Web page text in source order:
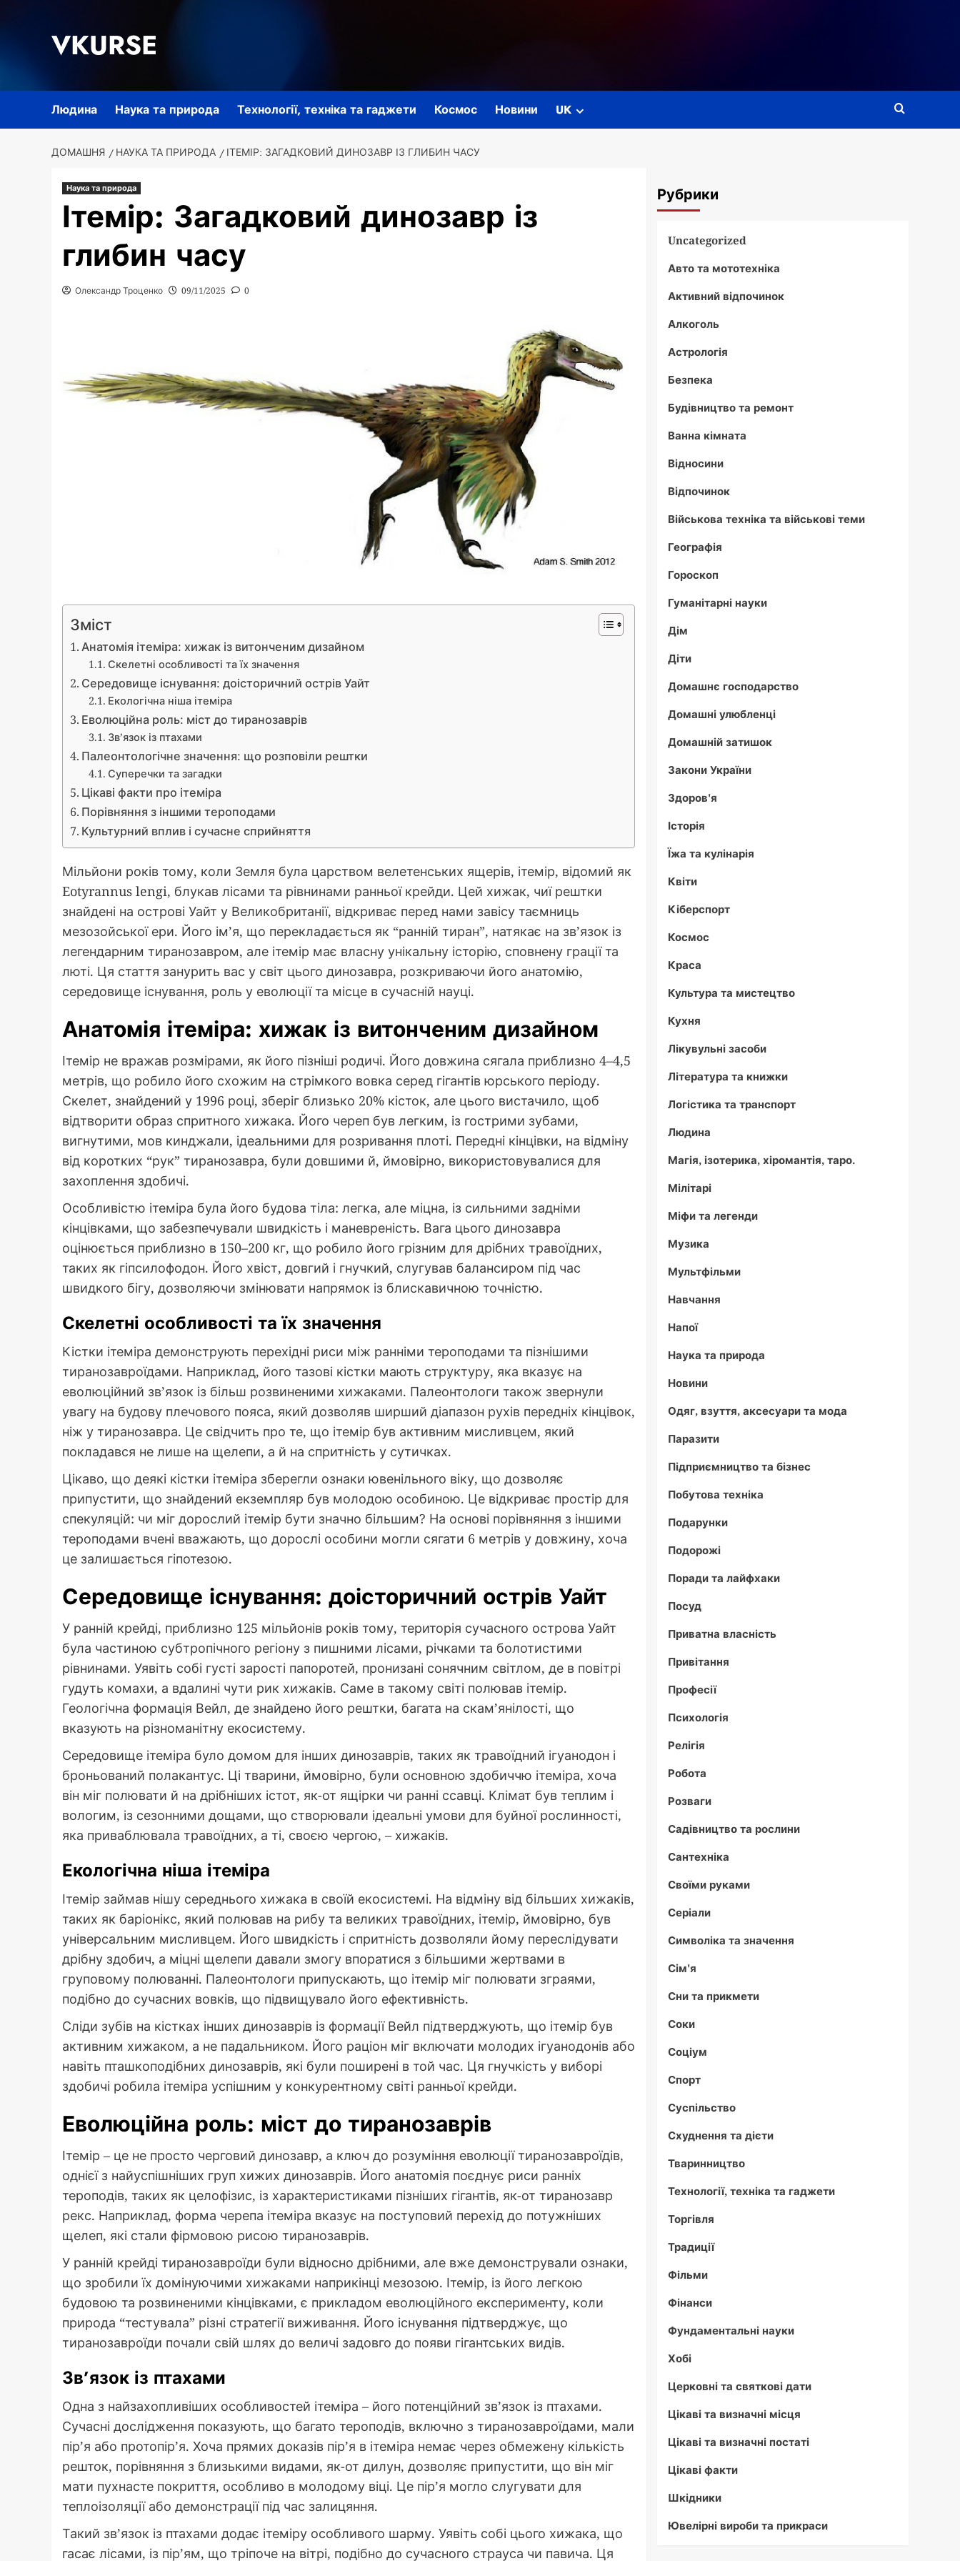
VKURSE
Людина Наука та природа Технології, техніка та гаджети Космос Новини UK
ДОМАШНЯ НАУКА ТА ПРИРОДА ІТЕМІР: ЗАГАДКОВИЙ ДИНОЗАВР ІЗ ГЛИБИН ЧАСУ
Наука та природа
Ітемір: Загадковий динозавр із
глибин часу
Олександр Троценко 09/11/2025 0
Зміст
Анатомія ітеміра: хижак із витонченим дизайном
Скелетні особливості та їх значення
Середовище існування: доісторичний острів Уайт
Екологічна ніша ітеміра
Еволюційна роль: міст до тиранозаврів
Зв’язок із птахами
Палеонтологічне значення: що розповіли рештки
Суперечки та загадки
Цікаві факти про ітеміра
Порівняння з іншими тероподами
Культурний вплив і сучасне сприйняття
Мільйони років тому, коли Земля була царством велетенських ящерів, ітемір, відомий як
Eotyrannus lengi, блукав лісами та рівнинами ранньої крейди. Цей хижак, чиї рештки
знайдені на острові Уайт у Великобританії, відкриває перед нами завісу таємниць
мезозойської ери. Його ім’я, що перекладається як “ранній тиран”, натякає на зв’язок із
легендарним тиранозавром, але ітемір має власну унікальну історію, сповнену грації та
люті. Ця стаття занурить вас у світ цього динозавра, розкриваючи його анатомію,
середовище існування, роль у еволюції та місце в сучасній науці.
Анатомія ітеміра: хижак із витонченим дизайном
Ітемір не вражав розмірами, як його пізніші родичі. Його довжина сягала приблизно 4–4,5
метрів, що робило його схожим на стрімкого вовка серед гігантів юрського періоду.
Скелет, знайдений у 1996 році, зберіг близько 20% кісток, але цього вистачило, щоб
відтворити образ спритного хижака. Його череп був легким, із гострими зубами,
вигнутими, мов кинджали, ідеальними для розривання плоті. Передні кінцівки, на відміну
від коротких “рук” тиранозавра, були довшими й, ймовірно, використовувалися для
захоплення здобичі.
Особливістю ітеміра була його будова тіла: легка, але міцна, із сильними задніми
кінцівками, що забезпечували швидкість і маневреність. Вага цього динозавра
оцінюється приблизно в 150–200 кг, що робило його грізним для дрібних травоїдних,
таких як гіпсилофодон. Його хвіст, довгий і гнучкий, слугував балансиром під час
швидкого бігу, дозволяючи змінювати напрямок із блискавичною точністю.
Скелетні особливості та їх значення
Кістки ітеміра демонструють перехідні риси між ранніми тероподами та пізнішими
тиранозавроїдами. Наприклад, його тазові кістки мають структуру, яка вказує на
еволюційний зв’язок із більш розвиненими хижаками. Палеонтологи також звернули
увагу на будову плечового пояса, який дозволяв ширший діапазон рухів передніх кінцівок,
ніж у тиранозавра. Це свідчить про те, що ітемір був активним мисливцем, який
покладався не лише на щелепи, а й на спритність у сутичках.
Цікаво, що деякі кістки ітеміра зберегли ознаки ювенільного віку, що дозволяє
припустити, що знайдений екземпляр був молодою особиною. Це відкриває простір для
спекуляцій: чи міг дорослий ітемір бути значно більшим? На основі порівняння з іншими
тероподами вчені вважають, що дорослі особини могли сягати 6 метрів у довжину, хоча
це залишається гіпотезою.
Середовище існування: доісторичний острів Уайт
У ранній крейді, приблизно 125 мільйонів років тому, територія сучасного острова Уайт
була частиною субтропічного регіону з пишними лісами, річками та болотистими
рівнинами. Уявіть собі густі зарості папоротей, пронизані сонячним світлом, де в повітрі
гудуть комахи, а вдалині чути рик хижаків. Саме в такому світі полював ітемір.
Геологічна формація Вейл, де знайдено його рештки, багата на скам’янілості, що
вказують на різноманітну екосистему.
Середовище ітеміра було домом для інших динозаврів, таких як травоїдний ігуанодон і
броньований полакантус. Ці тварини, ймовірно, були основною здобиччю ітеміра, хоча
він міг полювати й на дрібніших істот, як-от ящірки чи ранні ссавці. Клімат був теплим і
вологим, із сезонними дощами, що створювали ідеальні умови для буйної рослинності,
яка приваблювала травоїдних, а ті, своєю чергою, – хижаків.
Екологічна ніша ітеміра
Ітемір займав нішу середнього хижака в своїй екосистемі. На відміну від більших хижаків,
таких як баріонікс, який полював на рибу та великих травоїдних, ітемір, ймовірно, був
універсальним мисливцем. Його швидкість і спритність дозволяли йому переслідувати
дрібну здобич, а міцні щелепи давали змогу впоратися з більшими жертвами в
груповому полюванні. Палеонтологи припускають, що ітемір міг полювати зграями,
подібно до сучасних вовків, що підвищувало його ефективність.
Сліди зубів на кістках інших динозаврів із формації Вейл підтверджують, що ітемір був
активним хижаком, а не падальником. Його раціон міг включати молодих ігуанодонів або
навіть пташкоподібних динозаврів, які були поширені в той час. Ця гнучкість у виборі
здобичі робила ітеміра успішним у конкурентному світі ранньої крейди.
Еволюційна роль: міст до тиранозаврів
Ітемір – це не просто черговий динозавр, а ключ до розуміння еволюції тиранозавроїдів,
однієї з найуспішніших груп хижих динозаврів. Його анатомія поєднує риси ранніх
тероподів, таких як целофізис, із характеристиками пізніших гігантів, як-от тиранозавр
рекс. Наприклад, форма черепа ітеміра вказує на поступовий перехід до потужніших
щелеп, які стали фірмовою рисою тиранозаврів.
У ранній крейді тиранозавроїди були відносно дрібними, але вже демонстрували ознаки,
що зробили їх домінуючими хижаками наприкінці мезозою. Ітемір, із його легкою
будовою та розвиненими кінцівками, є прикладом еволюційного експерименту, коли
природа “тестувала” різні стратегії виживання. Його існування підтверджує, що
тиранозавроїди почали свій шлях до величі задовго до появи гігантських видів.
Зв’язок із птахами
Одна з найзахопливіших особливостей ітеміра – його потенційний зв’язок із птахами.
Сучасні дослідження показують, що багато тероподів, включно з тиранозавроїдами, мали
пір’я або протопір’я. Хоча прямих доказів пір’я в ітеміра немає через обмежену кількість
решток, порівняння з близькими видами, як-от дилун, дозволяє припустити, що він міг
мати пухнасте покриття, особливо в молодому віці. Це пір’я могло слугувати для
теплоізоляції або демонстрації під час залицяння.
Такий зв’язок із птахами додає ітеміру особливого шарму. Уявіть собі цього хижака, що
гасає лісами, із пір’ям, що тріпоче на вітрі, подібно до сучасного страуса чи павича. Ця
Рубрики
Uncategorized
Авто та мототехніка
Активний відпочинок
Алкоголь
Астрологія
Безпека
Будівництво та ремонт
Ванна кімната
Відносини
Відпочинок
Військова техніка та військові теми
Географія
Гороскоп
Гуманітарні науки
Дім
Діти
Домашнє господарство
Домашні улюбленці
Домашній затишок
Закони України
Здоров'я
Історія
Їжа та кулінарія
Квіти
Кіберспорт
Космос
Краса
Культура та мистецтво
Кухня
Лікувульні засоби
Література та книжки
Логістика та транспорт
Людина
Магія, ізотерика, хіромантія, таро.
Мілітарі
Міфи та легенди
Музика
Мультфільми
Навчання
Напої
Наука та природа
Новини
Одяг, взуття, аксесуари та мода
Паразити
Підприємництво та бізнес
Побутова техніка
Подарунки
Подорожі
Поради та лайфхаки
Посуд
Приватна власність
Привітання
Професії
Психологія
Релігія
Робота
Розваги
Садівництво та рослини
Сантехніка
Своїми руками
Серіали
Символіка та значення
Сім'я
Сни та прикмети
Соки
Соціум
Спорт
Суспільство
Схуднення та дієти
Тваринництво
Технології, техніка та гаджети
Торгівля
Традиції
Фільми
Фінанси
Фундаментальні науки
Хобі
Церковні та святкові дати
Цікаві та визначні місця
Цікаві та визначні постаті
Цікаві факти
Шкідники
Ювелірні вироби та прикраси